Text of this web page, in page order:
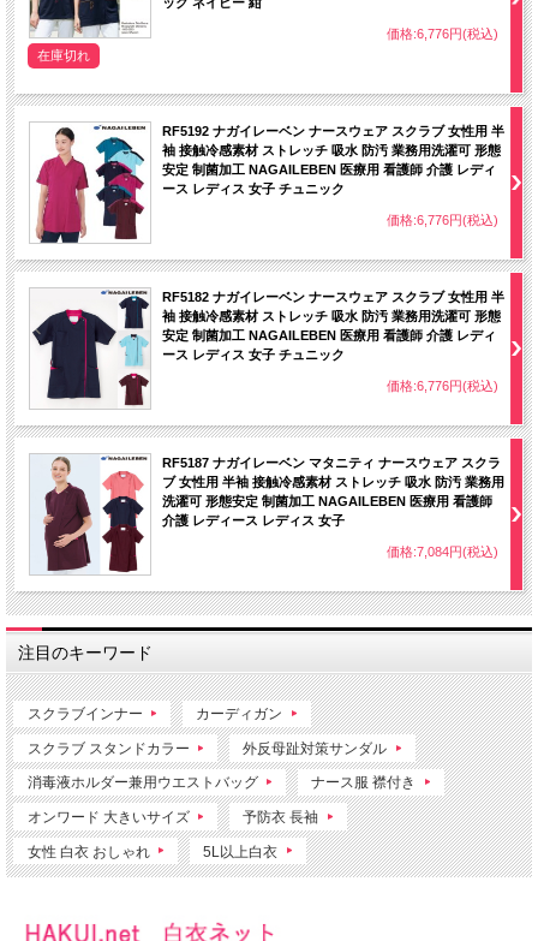
価格:6,776円(税込)
在庫切れ
RF5192 ナガイレーベン ナースウェア スクラブ 女性用 半
袖 接触冷感素材 ストレッチ 吸水 防汚 業務用洗濯可 形態
安定 制菌加工 NAGAILEBEN 医療用 看護師 介護 レディ
ース レディス 女子 チュニック
価格:6,776円(税込)
RF5182 ナガイレーベン ナースウェア スクラブ 女性用 半
袖 接触冷感素材 ストレッチ 吸水 防汚 業務用洗濯可 形態
安定 制菌加工 NAGAILEBEN 医療用 看護師 介護 レディ
ース レディス 女子 チュニック
価格:6,776円(税込)
RF5187 ナガイレーベン マタニティ ナースウェア スクラ
ブ 女性用 半袖 接触冷感素材 ストレッチ 吸水 防汚 業務用
洗濯可 形態安定 制菌加工 NAGAILEBEN 医療用 看護師
介護 レディース レディス 女子
価格:7,084円(税込)
注目のキーワード
スクラブインナー カーディガン
スクラブ スタンドカラー 外反母趾対策サンダル
消毒液ホルダー兼用ウエストバッグ ナース服 襟付き
オンワード 大きいサイズ 予防衣 長袖
女性 白衣 おしゃれ 5L以上白衣